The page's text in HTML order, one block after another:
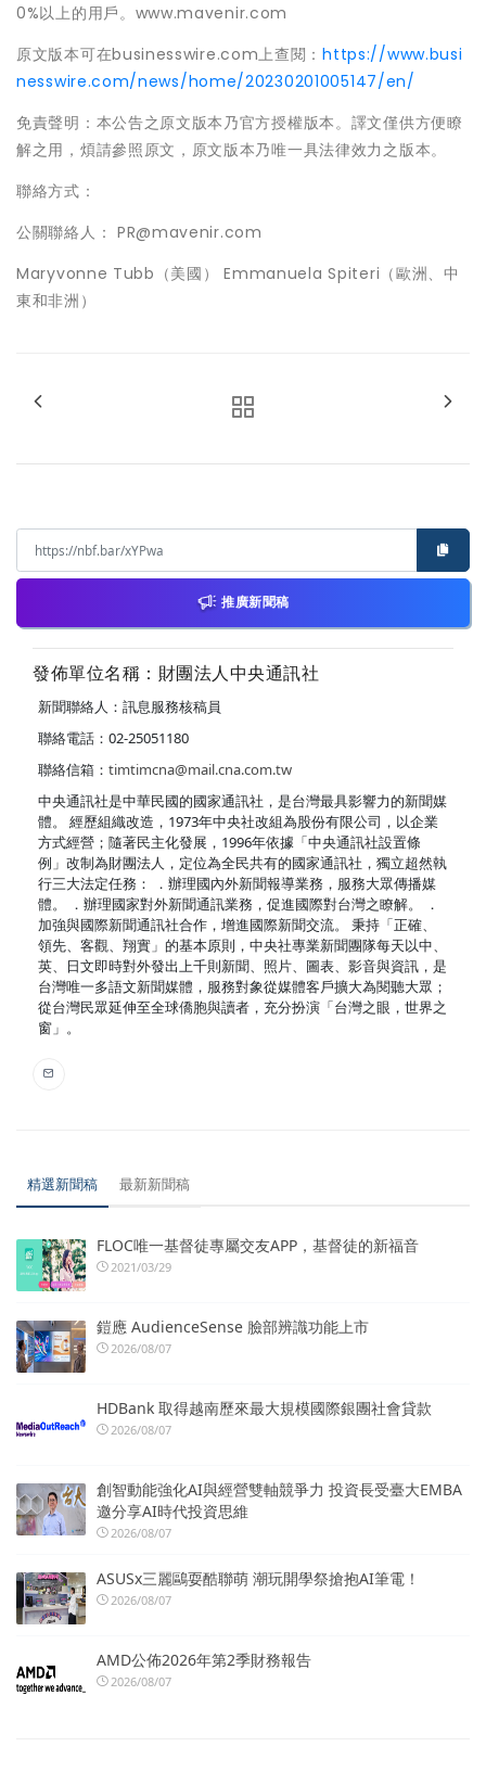
0%以上的用戶。www.mavenir.com
原文版本可在businesswire.com上查閱：https://www.busi
nesswire.com/news/home/20230201005147/en/
免責聲明：本公告之原文版本乃官方授權版本。譯文僅供方便瞭
解之用，煩請參照原文，原文版本乃唯一具法律效力之版本。
聯絡方式：
公關聯絡人： PR@mavenir.com
Maryvonne Tubb（美國） Emmanuela Spiteri（歐洲、中
東和非洲）
推廣新聞稿
發佈單位名稱：財團法人中央通訊社
新聞聯絡人：訊息服務核稿員
聯絡電話：02-25051180
聯絡信箱： timtimcna@mail.cna.com.tw
中央通訊社是中華民國的國家通訊社，是台灣最具影響力的新聞媒
體。 經歷組織改造，1973年中央社改組為股份有限公司，以企業
方式經營；隨著民主化發展，1996年依據「中央通訊社設置條
例」改制為財團法人，定位為全民共有的國家通訊社，獨立超然執
行三大法定任務： ．辦理國內外新聞報導業務，服務大眾傳播媒
體。 ．辦理國家對外新聞通訊業務，促進國際對台灣之瞭解。 ．
加強與國際新聞通訊社合作，增進國際新聞交流。 秉持「正確、
領先、客觀、翔實」的基本原則，中央社專業新聞團隊每天以中、
英、日文即時對外發出上千則新聞、照片、圖表、影音與資訊，是
台灣唯一多語文新聞媒體，服務對象從媒體客戶擴大為閱聽大眾；
從台灣民眾延伸至全球僑胞與讀者，充分扮演「台灣之眼，世界之
窗」。
精選新聞稿 最新新聞稿
FLOC唯一基督徒專屬交友APP，基督徒的新福音
2021/03/29
鎧應 AudienceSense 臉部辨識功能上市
2026/08/07
HDBank 取得越南歷來最大規模國際銀團社會貸款
2026/08/07
創智動能強化AI與經營雙軸競爭力 投資長受臺大EMBA
邀分享AI時代投資思維
2026/08/07
ASUSx三麗鷗耍酷聯萌 潮玩開學祭搶抱AI筆電！
2026/08/07
AMD公佈2026年第2季財務報告
2026/08/07